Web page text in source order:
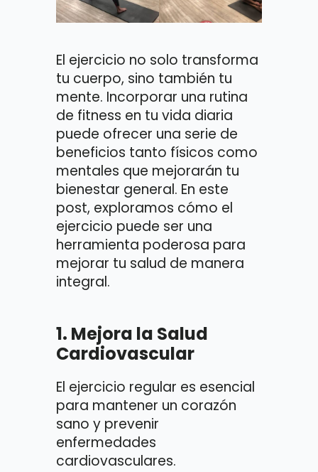
El ejercicio no solo transforma
tu cuerpo, sino también tu
mente. Incorporar una rutina
de fitness en tu vida diaria
puede ofrecer una serie de
beneficios tanto físicos como
mentales que mejorarán tu
bienestar general. En este
post, exploramos cómo el
ejercicio puede ser una
herramienta poderosa para
mejorar tu salud de manera
integral.
1. Mejora la Salud
Cardiovascular
El ejercicio regular es esencial
para mantener un corazón
sano y prevenir
enfermedades
cardiovasculares.